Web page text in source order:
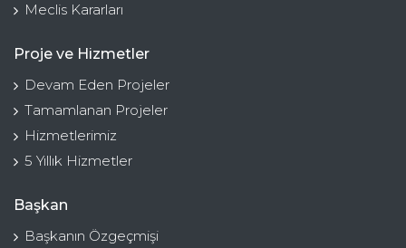
Meclis Kararları
Proje ve Hizmetler
Devam Eden Projeler
Tamamlanan Projeler
Hizmetlerimiz
5 Yıllık Hizmetler
Başkan
Başkanın Özgeçmişi